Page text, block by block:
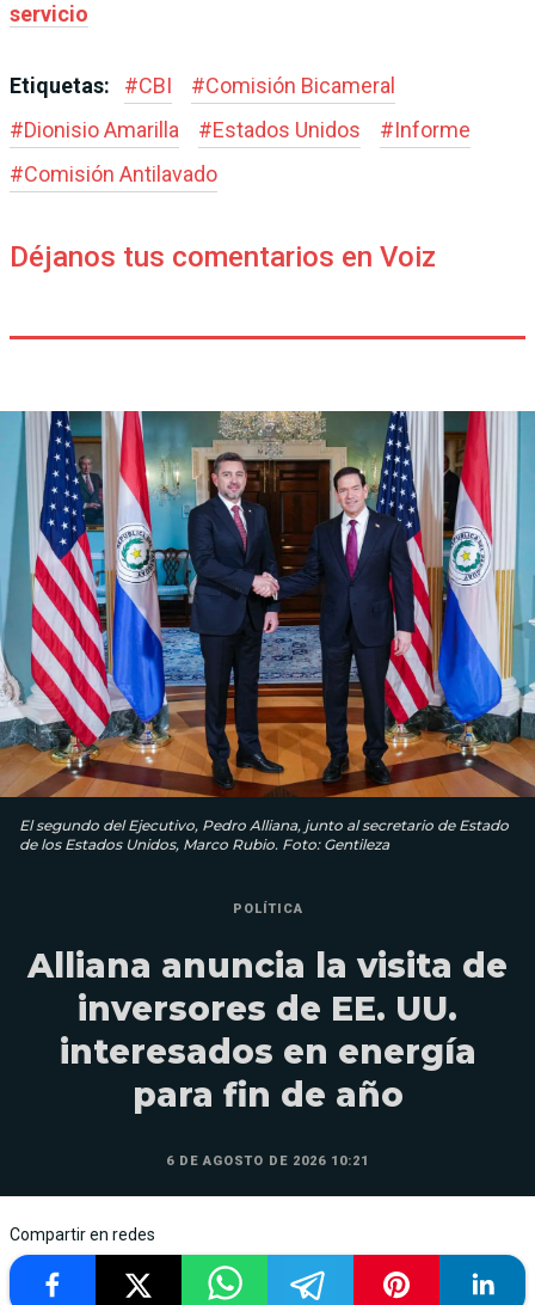
servicio
Etiquetas: #CBI #Comisión Bicameral
#Dionisio Amarilla #Estados Unidos #Informe
#Comisión Antilavado
Déjanos tus comentarios en Voiz
El segundo del Ejecutivo, Pedro Alliana, junto al secretario de Estado
de los Estados Unidos, Marco Rubio. Foto: Gentileza
POLÍTICA
Alliana anuncia la visita de
inversores de EE. UU.
interesados en energía
para fin de año
6 DE AGOSTO DE 2026 10:21
Compartir en redes